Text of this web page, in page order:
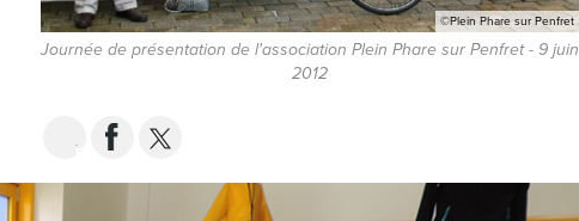
Journée de présentation de l'association Plein Phare sur Penfret - 9 juin
2012
©Plein Phare sur Penfret
EMAIL